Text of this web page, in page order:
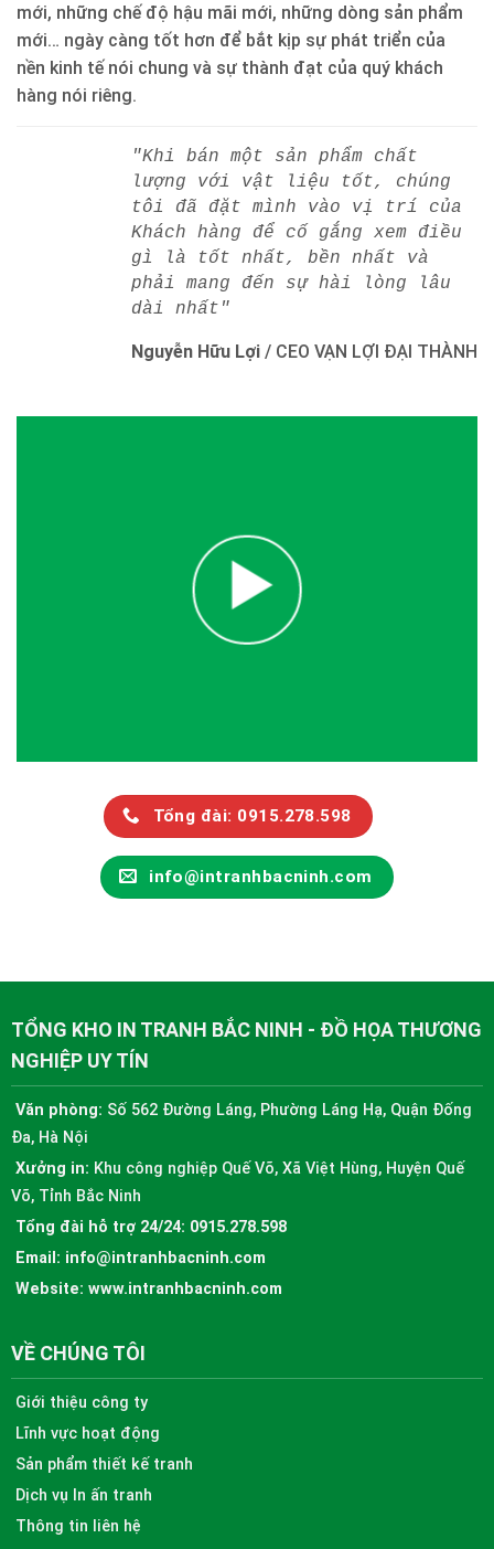
mới, những chế độ hậu mãi mới, những dòng sản phẩm
mới… ngày càng tốt hơn để bắt kịp sự phát triển của
nền kinh tế nói chung và sự thành đạt của quý khách
hàng nói riêng.
"Khi bán một sản phẩm chất
lượng với vật liệu tốt, chúng
tôi đã đặt mình vào vị trí của
Khách hàng để cố gắng xem điều
gì là tốt nhất, bền nhất và
phải mang đến sự hài lòng lâu
dài nhất"
Nguyễn Hữu Lợi / CEO VẠN LỢI ĐẠI THÀNH
Tổng đài: 0915.278.598
info@intranhbacninh.com
TỔNG KHO IN TRANH BẮC NINH - ĐỒ HỌA THƯƠNG
NGHIỆP UY TÍN
Văn phòng: Số 562 Đường Láng, Phường Láng Hạ, Quận Đống
Đa, Hà Nội
Xưởng in: Khu công nghiệp Quế Võ, Xã Việt Hùng, Huyện Quế
Võ, Tỉnh Bắc Ninh
Tổng đài hỗ trợ 24/24: 0915.278.598
Email: info@intranhbacninh.com
Website: www.intranhbacninh.com
VỀ CHÚNG TÔI
Giới thiệu công ty
Lĩnh vực hoạt động
Sản phẩm thiết kế tranh
Dịch vụ In ấn tranh
Thông tin liên hệ